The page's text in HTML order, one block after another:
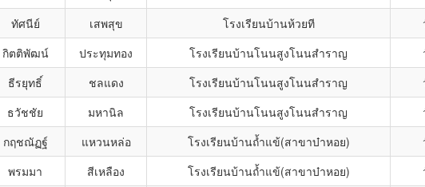
ทัศนีย์ เสพสุข โรงเรียนบ้านห้วยที
กิตติพัฒน์ ประทุมทอง โรงเรียนบ้านโนนสูงโนนสำราญ
ธีรยุทธิ์ ชลแดง โรงเรียนบ้านโนนสูงโนนสำราญ
ธวัชชัย มหานิล โรงเรียนบ้านโนนสูงโนนสำราญ
กฤชณัฏฐ์ แหวนหล่อ โรงเรียนบ้านถ้ำแข้(สาขาบ๋าหอย)
พรมมา สีเหลือง โรงเรียนบ้านถ้ำแข้(สาขาบ๋าหอย)